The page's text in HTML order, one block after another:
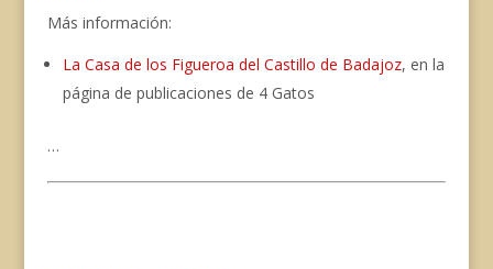
Más información:
La Casa de los Figueroa del Castillo de Badajoz, en la
página de publicaciones de 4 Gatos
…